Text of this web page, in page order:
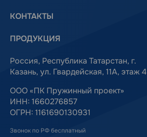
КОНТАКТЫ
ПРОДУКЦИЯ
Россия, Республика Татарстан, г.
Казань, ул. Гвардейская, 11А, этаж 4
ООО «ПК Пружинный проект»
ИНН: 1660276857
ОГРН: 1161690130931
Звонок по РФ бесплатный